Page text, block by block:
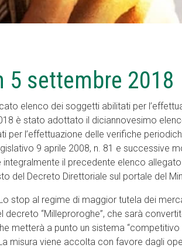
5 settembre 2018
elenco dei soggetti abilitati per
è stato adottato il diciannovesimo
per l’effettuazione delle verifiche
9 aprile 2008, n. 81 e successive
il precedente elenco
del Decreto Direttoriale sul portale del
stop al regime di maggior tutela dei
decreto “Milleproroghe”, che sarà
metterà a punto un sistema
misura viene accolta con favore dagli